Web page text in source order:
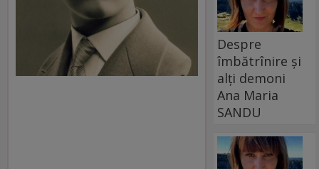
Despre
îmbătrînire și
alți demoni
Ana Maria
SANDU